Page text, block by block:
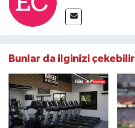
Bunlar da ilginizi çekebilir